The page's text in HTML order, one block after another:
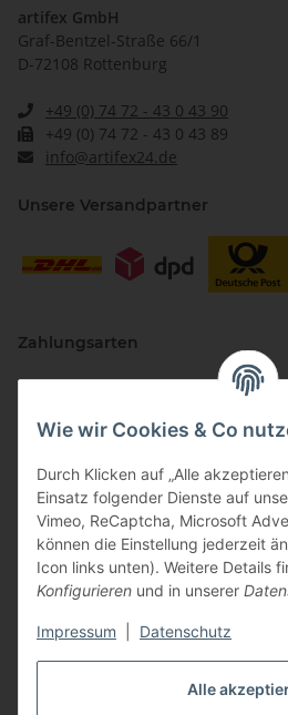
Alle
Wie wir Cookies & Co
Durch Klicken auf „Alle
Einsatz folgender Dienste auf
Vimeo, ReCaptcha, Microsoft
können die Einstellung jederzeit
Icon links unten). Weitere Details
Konfigurieren und in unserer
Impressum Datenschutz
artifex GmbH
Graf-Bentzel-Straße 66/1
D-72108 Rottenburg
+49 (0) 74 72 - 43 0 43 90
+49 (0) 74 72 - 43 0 43 89
info@artifex24.de
Unsere Versandpartner
Zahlungsarten
Vertriebspartner